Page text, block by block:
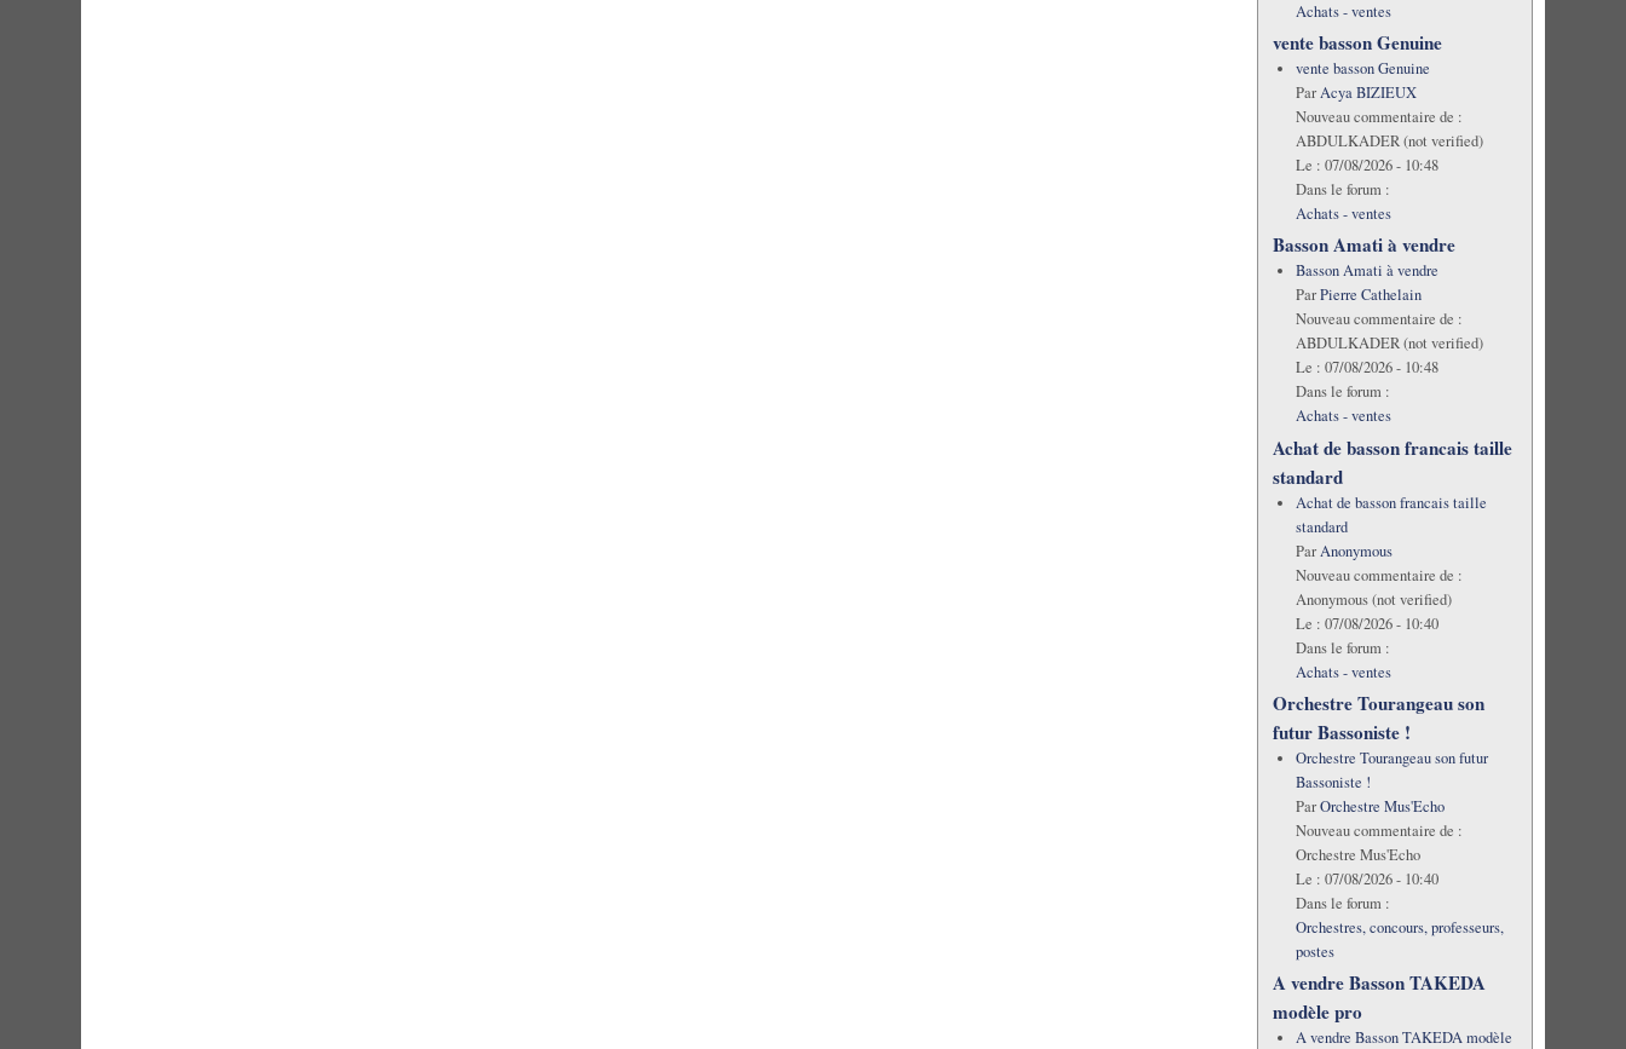
Achats - ventes
vente basson Genuine
vente basson Genuine
ParAcya BIZIEUX
Nouveau commentaire de :
ABDULKADER (not verified)
Le : 07/08/2026 - 10:48
Dans le forum :
Achats - ventes
Basson Amati à vendre
Basson Amati à vendre
ParPierre Cathelain
Nouveau commentaire de :
ABDULKADER (not verified)
Le : 07/08/2026 - 10:48
Dans le forum :
Achats - ventes
Achat de basson francais taille
standard
Achat de basson francais taille
standard
ParAnonymous
Nouveau commentaire de :
Anonymous (not verified)
Le : 07/08/2026 - 10:40
Dans le forum :
Achats - ventes
Orchestre Tourangeau son
futur Bassoniste !
Orchestre Tourangeau son futur
Bassoniste !
ParOrchestre Mus'Echo
Nouveau commentaire de :
Orchestre Mus'Echo
Le : 07/08/2026 - 10:40
Dans le forum :
Orchestres, concours, professeurs,
postes
A vendre Basson TAKEDA
modèle pro
A vendre Basson TAKEDA modèle